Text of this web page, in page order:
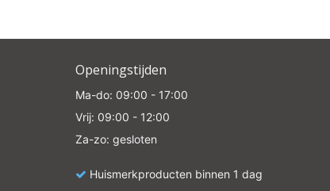
Openingstijden
Ma-do: 09:00 - 17:00
Vrij: 09:00 - 12:00
Za-zo: gesloten
Huismerkproducten binnen 1 dag